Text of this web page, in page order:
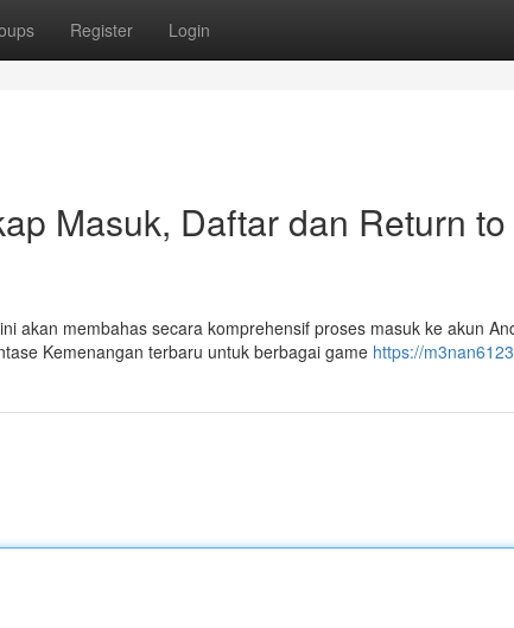
Register Login
Masuk, Daftar dan Return to
akan membahas secara komprehensif proses masuk ke akun
Kemenangan terbaru untuk berbagai game https://